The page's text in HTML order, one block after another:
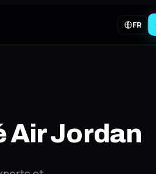
FR
Jordan